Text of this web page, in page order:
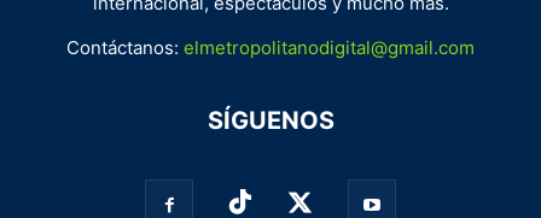
Contáctanos: elmetropolitanodigital@gmail.com
SÍGUENOS